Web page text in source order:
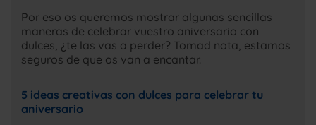
Por eso os queremos mostrar algunas sencillas
maneras de celebrar vuestro aniversario con
dulces, ¿te las vas a perder? Tomad nota, estamos
seguros de que os van a encantar.
5 ideas creativas con dulces para celebrar tu
aniversario